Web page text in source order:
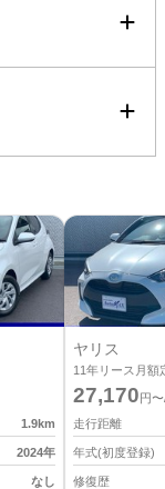
1.9km
2024年
なし
ヤリス
11年リース月額
27,170円
走行距離
年式(初度登録)
修復歴